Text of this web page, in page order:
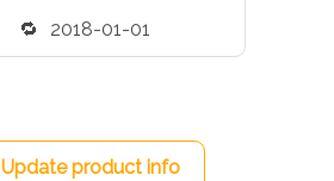
2018-01-01
Update product info